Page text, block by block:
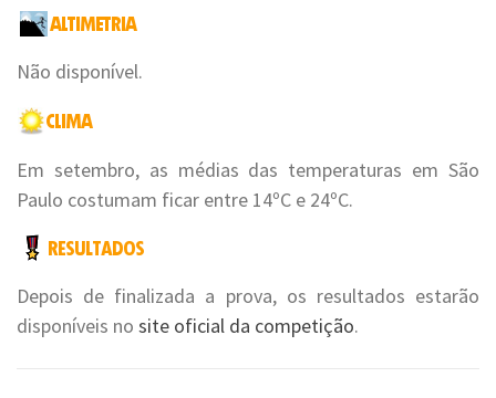
Não disponível.
Em setembro, as médias das temperaturas em São
Paulo costumam ficar entre 14ºC e 24ºC.
Depois de finalizada a prova, os resultados estarão
disponíveis no site oficial da competição.